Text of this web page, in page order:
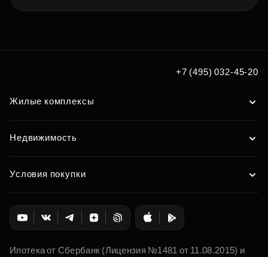
+7 (495) 032-45-20
Жилые комплексы
Недвижимость
Условия покупки
Ипотека от Сбербанк (Лицензия №1481 от 11.08.2015) и